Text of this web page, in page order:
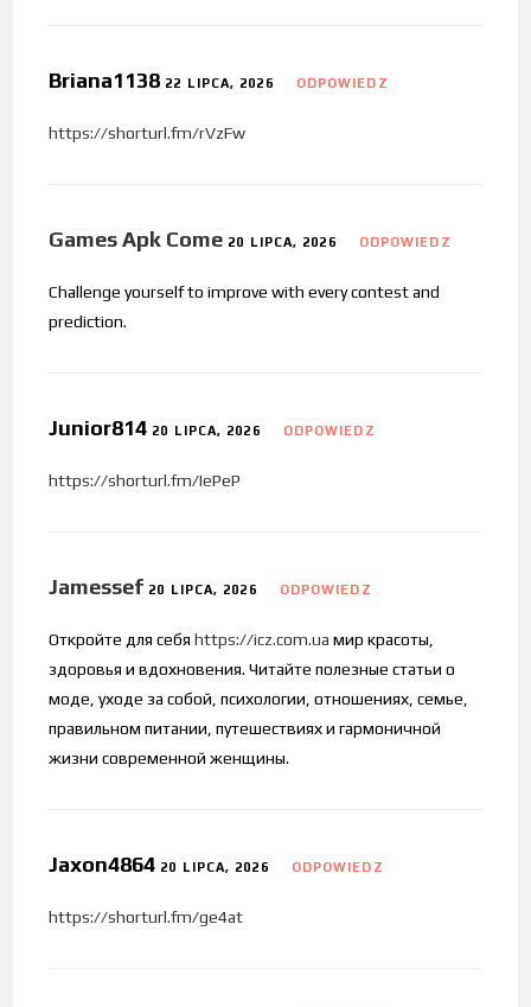
Briana1138 22 LIPCA, 2026 ODPOWIEDZ
https://shorturl.fm/rVzFw
Games Apk Come 20 LIPCA, 2026 ODPOWIEDZ
Challenge yourself to improve with every contest and
prediction.
Junior814 20 LIPCA, 2026 ODPOWIEDZ
https://shorturl.fm/IePeP
Jamessef 20 LIPCA, 2026 ODPOWIEDZ
Откройте для себяhttps://icz.com.ua мир красоты,
здоровья и вдохновения. Читайте полезные статьи о
моде, уходе за собой, психологии, отношениях, семье,
правильном питании, путешествиях и гармоничной
жизни современной женщины.
Jaxon4864 20 LIPCA, 2026 ODPOWIEDZ
https://shorturl.fm/ge4at